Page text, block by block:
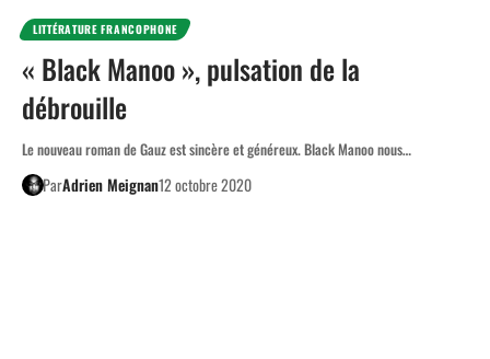
LITTÉRATURE FRANCOPHONE
« Black Manoo », pulsation de la
débrouille
Le nouveau roman de Gauz est sincère et généreux. Black Manoo nous…
ParAdrien Meignan12 octobre 2020